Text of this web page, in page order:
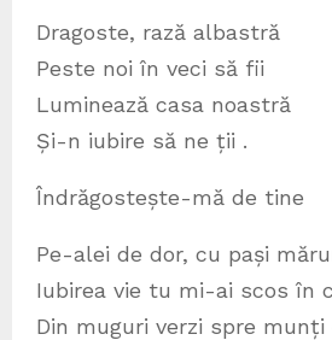
Dragoste, rază albastră
Peste noi în veci să fii
Luminează casa noastră
Și-n iubire să ne ții .
Îndrăgostește-mă de tine
Pe-alei de dor, cu pași
Iubirea vie tu mi-ai scos în
Din muguri verzi spre